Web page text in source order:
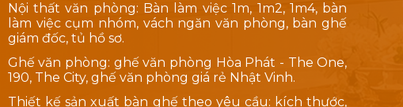
Nội thất văn phòng: Bàn làm việc 1m, 1m2, 1m4, bàn
làm việc cụm nhóm, vách ngăn văn phòng, bàn ghế
giám đốc, tủ hồ sơ.
Ghế văn phòng: ghế văn phòng Hòa Phát - The One,
190, The City, ghế văn phòng giá rẻ Nhật Vinh.
Thiết kế sản xuất bàn ghế theo yêu cầu: kích thước,